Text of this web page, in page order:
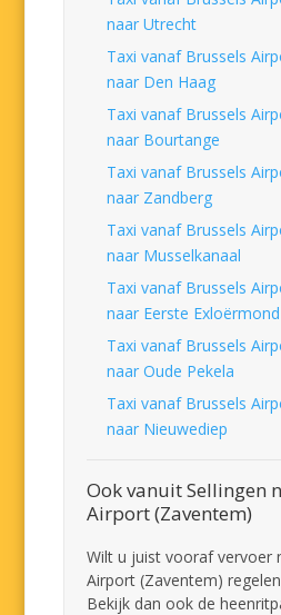
naar Utrecht
Taxi vanaf Brussels
naar Den Haag
Taxi vanaf Brussels
naar Bourtange
Taxi vanaf Brussels
naar Zandberg
Taxi vanaf Brussels
naar Musselkanaal
Taxi vanaf Brussels
naar Eerste Exloërmond
Taxi vanaf Brussels
naar Oude Pekela
Taxi vanaf Brussels
naar Nieuwediep
Ook vanuit Sellingen
Airport (Zaventem)
Wilt u juist vooraf vervoer
Airport (Zaventem)
Bekijk dan ook de